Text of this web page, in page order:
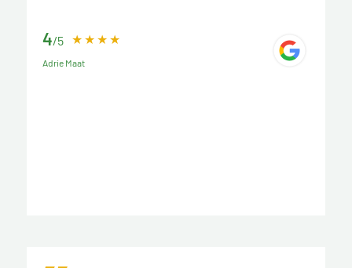
4/5
Adrie Maat